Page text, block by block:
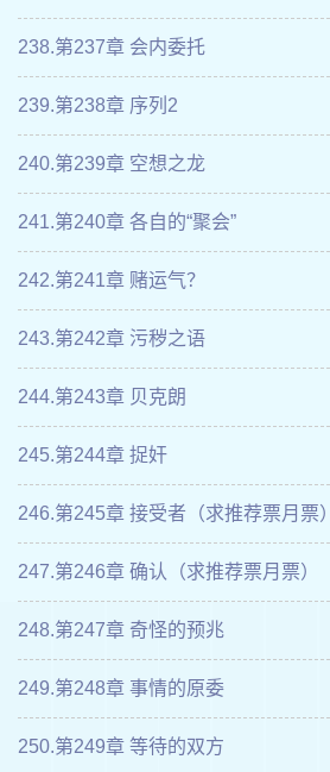
238.第237章 会内委托
239.第238章 序列2
240.第239章 空想之龙
241.第240章 各自的“聚会”
242.第241章 赌运气？
243.第242章 污秽之语
244.第243章 贝克朗
245.第244章 捉奸
246.第245章 接受者（求推荐票月票）
247.第246章 确认（求推荐票月票）
248.第247章 奇怪的预兆
249.第248章 事情的原委
250.第249章 等待的双方